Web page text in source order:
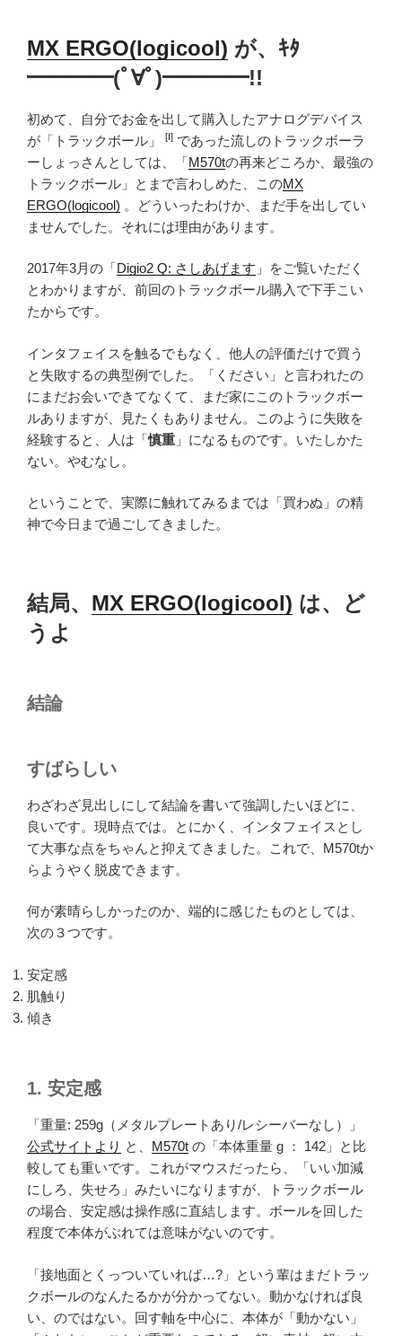
MX ERGO(logicool) が、ｷﾀ
━━━━(ﾟ∀ﾟ)━━━━!!
初めて、自分でお金を出して購入したアナログデバイス
が「トラックボール」
[I] であった流しのトラックボーラ
ーしょっさんとしては、「M570tの再来どころか、最強の
トラックボール」とまで言わしめた、このMX
ERGO(logicool) 。どういったわけか、まだ手を出してい
ませんでした。それには理由があります。
2017年3月の「Digio2 Q: さしあげます 」をご覧いただく
とわかりますが、前回のトラックボール購入で下手こい
たからです。
インタフェイスを触るでもなく、他人の評価だけで買う
と失敗するの典型例でした。「ください」と言われたの
にまだお会いできてなくて、まだ家にこのトラックボー
ルありますが、見たくもありません。このように失敗を
経験すると、人は「慎重 」になるものです。いたしかた
ない。やむなし。
ということで、実際に触れてみるまでは「買わぬ」の精
神で今日まで過ごしてきました。
結局、 MX ERGO(logicool) は、ど
うよ
結論
すばらしい
わざわざ見出しにして結論を書いて強調したいほどに、
良いです。現時点では。とにかく、インタフェイスとし
て大事な点をちゃんと抑えてきました。これで、M570tか
らようやく脱皮できます。
何が素晴らしかったのか、端的に感じたものとしては、
次の３つです。
安定感
肌触り
傾き
1. 安定感
「重量: 259g（メタルプレートあり/レシーバーなし）」
公式サイトより と、 M570t の「本体重量 g ： 142」と比
較しても重いです。これがマウスだったら、「いい加減
にしろ、失せろ」みたいになりますが、トラックボール
の場合、安定感は操作感に直結します。ボールを回した
程度で本体がぶれては意味がないのです。
「接地面とくっついていれば…?」という輩はまだトラッ
クボールのなんたるかが分かってない。動かなければ良
い、のではない。回す軸を中心に、本体が「動かない」